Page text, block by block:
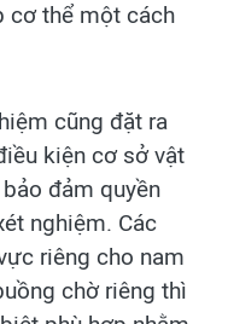
cơ thể một cách
cũng đặt ra
kiện cơ sở vật
đảm quyền
nghiệm. Các
riêng cho nam
chờ riêng thì